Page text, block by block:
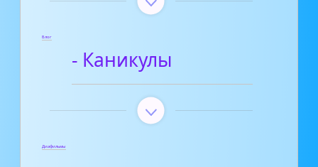
Блог
- Каникулы
Диафильмы